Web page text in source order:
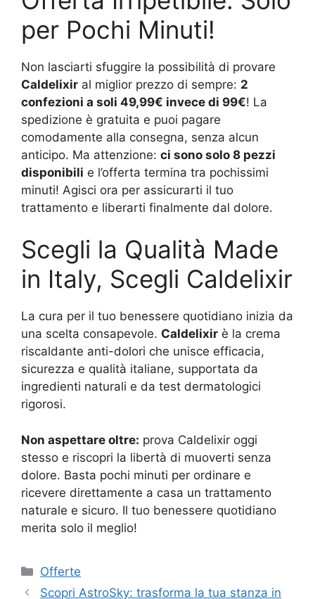
per Pochi Minuti!
Non lasciarti sfuggire la possibilità di provare
Caldelixir al miglior prezzo di sempre: 2
confezioni a soli 49,99€ invece di 99€! La
spedizione è gratuita e puoi pagare
comodamente alla consegna, senza alcun
anticipo. Ma attenzione: ci sono solo 8 pezzi
disponibili e l’offerta termina tra pochissimi
minuti! Agisci ora per assicurarti il tuo
trattamento e liberarti finalmente dal dolore.
Scegli la Qualità Made
in Italy, Scegli Caldelixir
La cura per il tuo benessere quotidiano inizia da
una scelta consapevole. Caldelixir è la crema
riscaldante anti-dolori che unisce efficacia,
sicurezza e qualità italiane, supportata da
ingredienti naturali e da test dermatologici
rigorosi.
Non aspettare oltre: prova Caldelixir oggi
stesso e riscopri la libertà di muoverti senza
dolore. Basta pochi minuti per ordinare e
ricevere direttamente a casa un trattamento
naturale e sicuro. Il tuo benessere quotidiano
merita solo il meglio!
Categorie
Offerte
Scopri AstroSky: trasforma la tua stanza in